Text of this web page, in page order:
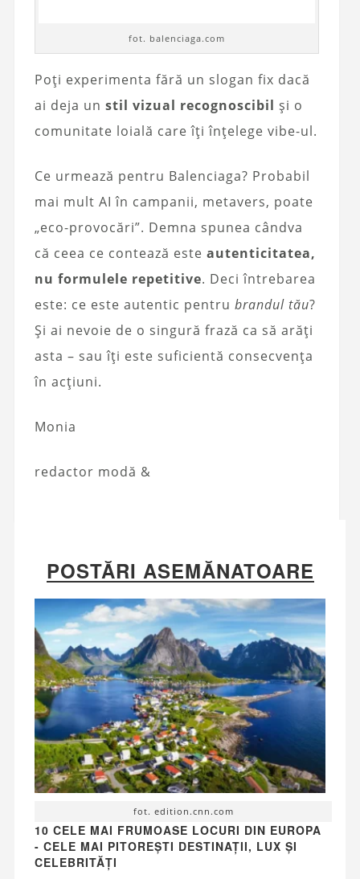
fot. balenciaga.com
Poți experimenta fără un slogan fix dacă
ai deja un stil vizual recognoscibil și o
comunitate loială care îți înțelege vibe-ul.
Ce urmează pentru Balenciaga? Probabil
mai mult AI în campanii, metavers, poate
„eco-provocări”. Demna spunea cândva
că ceea ce contează este autenticitatea,
nu formulele repetitive. Deci întrebarea
este: ce este autentic pentru brandul tău?
Și ai nevoie de o singură frază ca să arăți
asta – sau îți este suficientă consecvența
în acțiuni.
Monia
redactor modă &
POSTĂRI ASEMĂNATOARE
fot. edition.cnn.com
10 CELE MAI FRUMOASE LOCURI DIN EUROPA
- CELE MAI PITOREȘTI DESTINAȚII, LUX ȘI
CELEBRITĂȚI